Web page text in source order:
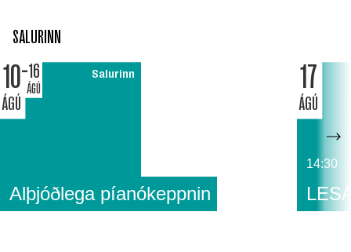
SALURINN
10
ÁGÚ
16
ÁGÚ
Salurinn
Alþjóðlega píanókeppnin
17
ÁGÚ
14:30